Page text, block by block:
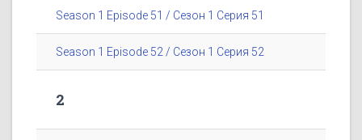
Season 1 Episode 51 / Сезон 1 Серия 51
Season 1 Episode 52 / Сезон 1 Серия 52
2